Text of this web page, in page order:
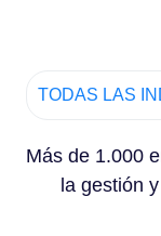
Más de 1.000
la gestión